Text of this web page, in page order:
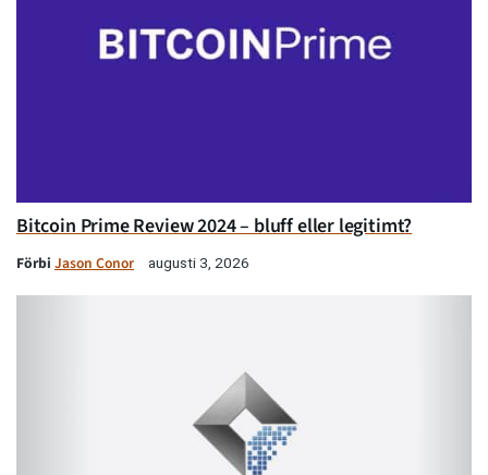
Bitcoin Prime Review 2024 – bluff eller legitimt?
Förbi Jason Conor augusti 3, 2026